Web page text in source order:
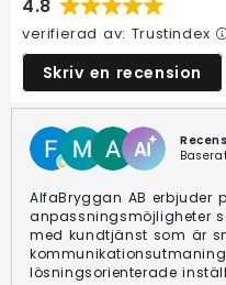
4.8
verifierad av: Trustindex
Skriv en recension
AlfaBryggan AB erbjuder
anpassningsmöjligheter
med kundtjänst som är
lösningsorienterade